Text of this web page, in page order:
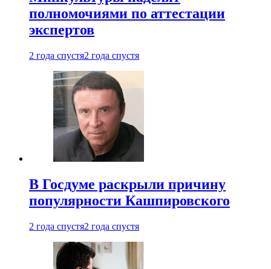
полномочиями по аттестации
экспертов
2 года спустя2 года спустя
В Госдуме раскрыли причину
популярности Кашпировского
2 года спустя2 года спустя